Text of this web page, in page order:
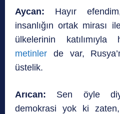
Aycan: Hayır
insanlığın ortak mirası
ülkelerinin katılımıyla
metinler de var,
üstelik.
Arıcan: Sen öyle
demokrasi yok ki